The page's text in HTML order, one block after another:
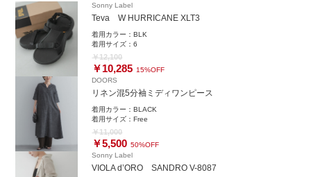
商品についてのお問い合わせやコーディネートのご相談など、お気軽にLIN
Eでご連絡ください。
『@845nacxx』で検索すると
LINEのお友達追加が可能です。
Sonny Label
Teva W HURRICANE XLT3
着用カラー：BLK
着用サイズ：6
￥12,100
￥10,285 15%OFF
DOORS
リネン混5分袖ミディワンピース
着用カラー：BLACK
着用サイズ：Free
￥11,000
￥5,500 50%OFF
Sonny Label
VIOLA d’ORO SANDRO V-8087